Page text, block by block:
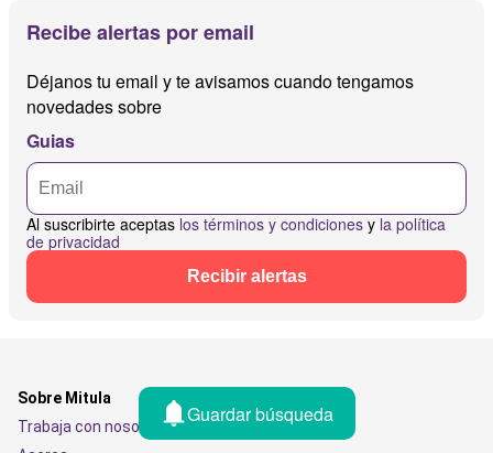
Recibe alertas por email
Déjanos tu email y te avisamos cuando tengamos
novedades sobre
Guias
Al suscribirte aceptas los términos y condiciones y la política
de privacidad
Recibir alertas
Guardar búsqueda
Sobre Mitula
Trabaja con nosotros